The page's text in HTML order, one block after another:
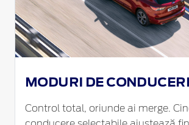
MODURI DE
Control total, oriunde ai merge.